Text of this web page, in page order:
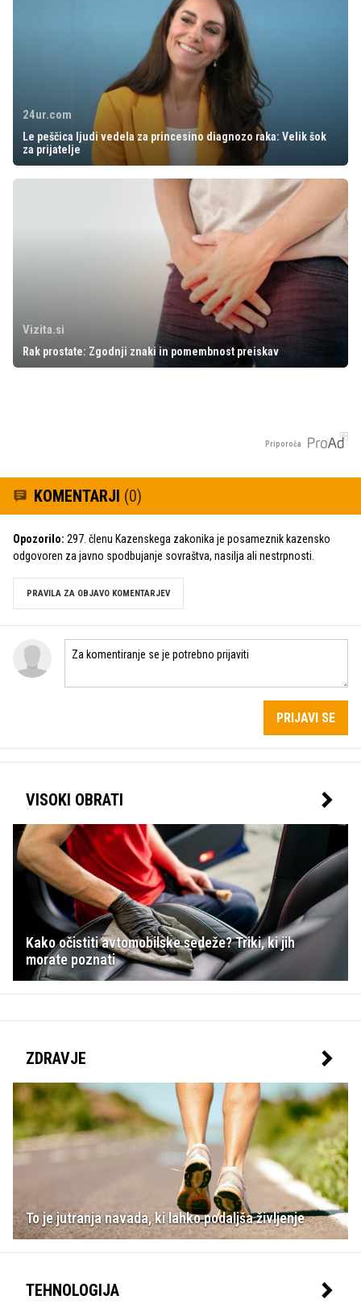
24ur.com
Le peščica ljudi vedela za princesino diagnozo raka: Velik šok
za prijatelje
Vizita.si
Rak prostate: Zgodnji znaki in pomembnost preiskav
Priporoča
KOMENTARJI (0)
Opozorilo: 297. členu Kazenskega zakonika je posameznik kazensko
odgovoren za javno spodbujanje sovraštva, nasilja ali nestrpnosti.
PRAVILA ZA OBJAVO KOMENTARJEV
PRIJAVI SE
VISOKI OBRATI
Kako očistiti avtomobilske sedeže? Triki, ki jih
morate poznati
ZDRAVJE
To je jutranja navada, ki lahko podaljša življenje
TEHNOLOGIJA